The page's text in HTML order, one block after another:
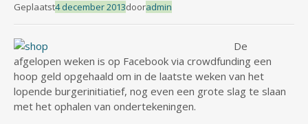
Geplaatst4 december 2013dooradmin
De
afgelopen weken is op Facebook via crowdfunding een
hoop geld opgehaald om in de laatste weken van het
lopende burgerinitiatief, nog even een grote slag te slaan
met het ophalen van ondertekeningen.